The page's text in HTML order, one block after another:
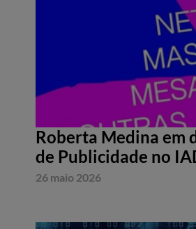
Roberta Medina em
de Publicidade no
26 maio 2026